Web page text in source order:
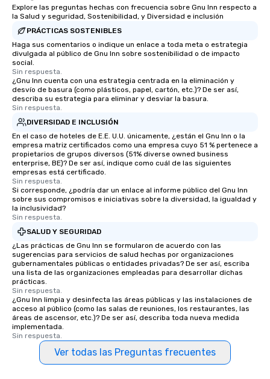
Explore las preguntas hechas con frecuencia sobre Gnu Inn respecto a
la Salud y seguridad, Sostenibilidad, y Diversidad e inclusión
PRÁCTICAS SOSTENIBLES
Haga sus comentarios o indique un enlace a toda meta o estrategia
divulgada al público de Gnu Inn sobre sostenibilidad o de impacto
social.
Sin respuesta.
¿Gnu Inn cuenta con una estrategia centrada en la eliminación y
desvío de basura (como plásticos, papel, cartón, etc.)? De ser así,
describa su estrategia para eliminar y desviar la basura.
Sin respuesta.
DIVERSIDAD E INCLUSIÓN
En el caso de hoteles de E.E. U.U. únicamente, ¿están el Gnu Inn o la
empresa matriz certificados como una empresa cuyo 51 % pertenece a
propietarios de grupos diversos (51% diverse owned business
enterprise, BE)? De ser así, indique como cuál de las siguientes
empresas está certificado.
Sin respuesta.
Si corresponde, ¿podría dar un enlace al informe público del Gnu Inn
sobre sus compromisos e iniciativas sobre la diversidad, la igualdad y
la inclusividad?
Sin respuesta.
SALUD Y SEGURIDAD
¿Las prácticas de Gnu Inn se formularon de acuerdo con las
sugerencias para servicios de salud hechas por organizaciones
gubernamentales públicas o entidades privadas? De ser así, escriba
una lista de las organizaciones empleadas para desarrollar dichas
prácticas.
Sin respuesta.
¿Gnu Inn limpia y desinfecta las áreas públicas y las instalaciones de
acceso al público (como las salas de reuniones, los restaurantes, las
áreas de ascensor, etc.)? De ser así, describa toda nueva medida
implementada.
Sin respuesta.
Ver todas las Preguntas frecuentes